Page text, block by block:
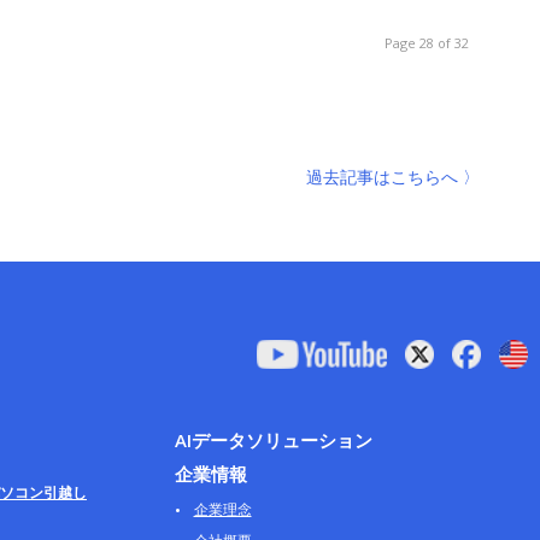
Page 28 of 32
過去記事はこちらへ 〉
コン引越し
AIデータソリューション
企業情報
企業理念